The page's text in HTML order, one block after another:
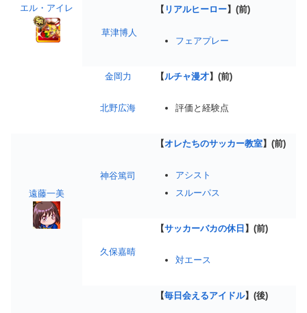
エル・アイレ
草津博人
【 リアルヒーロー】(前)
フェアプレー
金岡力
北野広海
【ルチャ漫才】(前)
評価と経験点
遠藤一美
神谷篤司
【オレたちのサッカー教室】(前)
アシスト
スルーパス
久保嘉晴
【サッカーバカの休日 】(前)
対エース
【毎日会えるアイドル】(後)